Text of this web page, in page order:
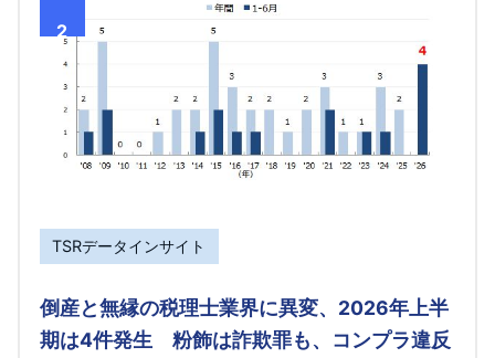
2
TSRデータインサイト
倒産と無縁の税理士業界に異変、2026年上半
期は4件発生 粉飾は詐欺罪も、コンプラ違反